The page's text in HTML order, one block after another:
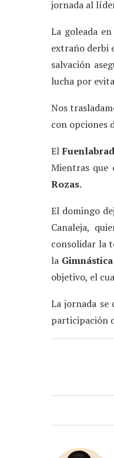
jornada al
La goleada
extraño derbi
salvación
lucha por
Nos
con opciones
El
Mientras
Rozas.
El domingo
Canaleja,
consolidar la
la
objetivo, el
La jornada
participación